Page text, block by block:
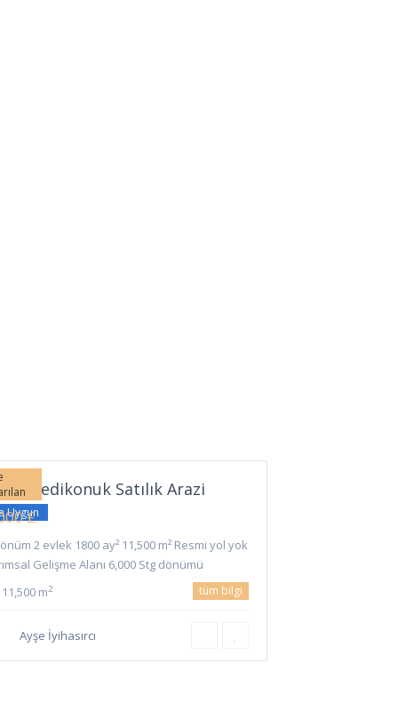
Uygun
Yedikonuk Satılık Arazi
£
2 evlek 1800 ay² 11,500 m² Resmi yol yok
Gelişme Alanı 6,000 Stg dönümü
11,500 m2 tüm bilgi
Ayşe İyihasırcı